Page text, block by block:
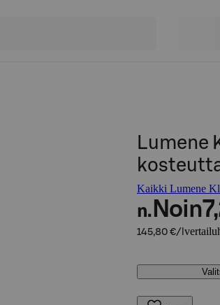
Lumene
Kaikki Lumene
n. Noin
145,80 €/l